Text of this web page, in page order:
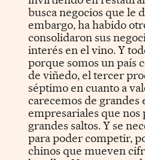
busca negocios que le
embargo, ha habido
consolidaron sus
interés en el vino. Y
porque somos un país
de viñedo, el tercer
séptimo en cuanto a
carecemos de grandes
empresariales que
grandes saltos. Y se
para poder competir,
chinos que mueven